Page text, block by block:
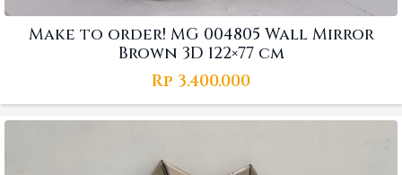
Make to order! MG 004805 Wall Mirror
Brown 3D 122×77 cm
Rp 3.400.000